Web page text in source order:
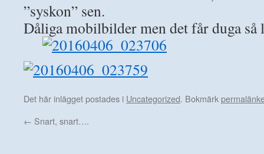
”syskon” sen.
Dåliga mobilbilder men det får duga så
Det här inlägget postades i Uncategorized. Bokmärk
← Snart, snart….